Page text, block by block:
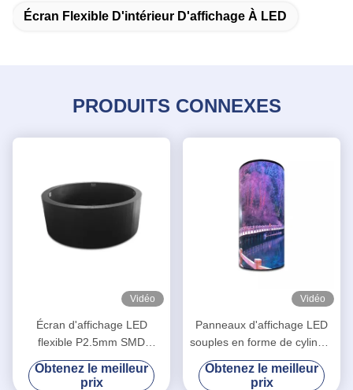
Écran Flexible D'intérieur D'affichage À LED
PRODUITS CONNEXES
Vidéo
Écran d'affichage LED
flexible P2.5mm SMD
1R1G1B Colonne cylindrique
de forme ronde
Obtenez le meilleur
prix
Vidéo
Panneaux d'affichage LED
souples en forme de cylindre
P2.5 courbés à l'intérieur
Obtenez le meilleur
prix